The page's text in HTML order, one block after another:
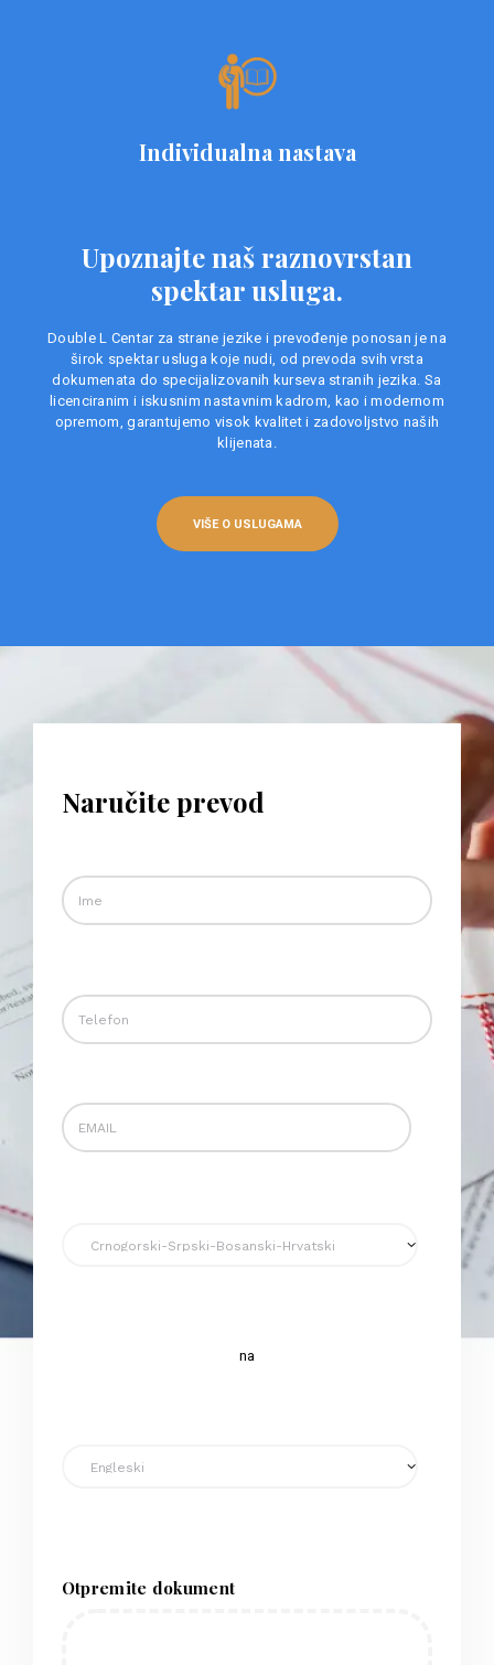
Individualna nastava
Upoznajte naš raznovrstan
spektar usluga.
Double L Centar za strane jezike i prevođenje ponosan je na
širok spektar usluga koje nudi, od prevoda svih vrsta
dokumenata do specijalizovanih kurseva stranih jezika. Sa
licenciranim i iskusnim nastavnim kadrom, kao i modernom
opremom, garantujemo visok kvalitet i zadovoljstvo naših
klijenata.
VIŠE O USLUGAMA
Naručite prevod
na
Otpremite dokument